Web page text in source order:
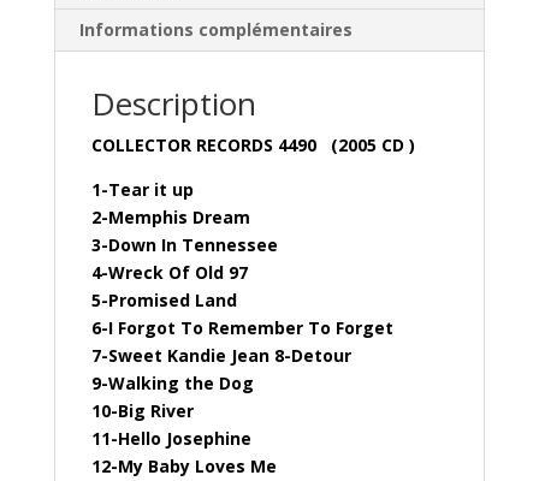
Informations complémentaires
Description
COLLECTOR RECORDS 4490 (2005 CD )
1-Tear it up
2-Memphis Dream
3-Down In Tennessee
4-Wreck Of Old 97
5-Promised Land
6-I Forgot To Remember To Forget
7-Sweet Kandie Jean 8-Detour
9-Walking the Dog
10-Big River
11-Hello Josephine
12-My Baby Loves Me